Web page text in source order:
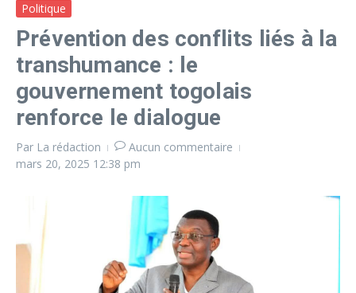
Politique
Prévention des conflits liés à la
transhumance : le
gouvernement togolais
renforce le dialogue
Par La rédaction
Aucun commentaire
mars 20, 2025 12:38 pm